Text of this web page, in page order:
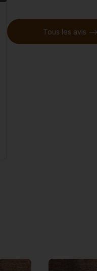
Tous les avis --